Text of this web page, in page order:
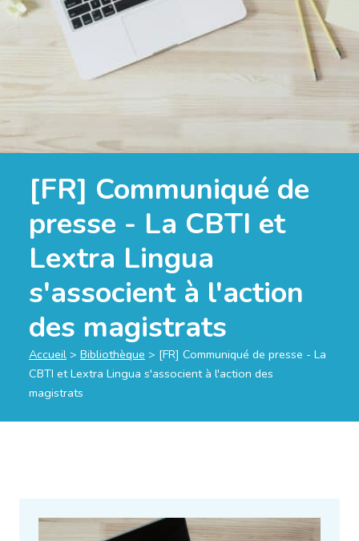
[FR] Communiqué de
presse - La CBTI et
Lextra Lingua
s'associent à l'action
des magistrats
Accueil > Bibliothèque > [FR] Communiqué de presse - La
CBTI et Lextra Lingua s'associent à l'action des
magistrats